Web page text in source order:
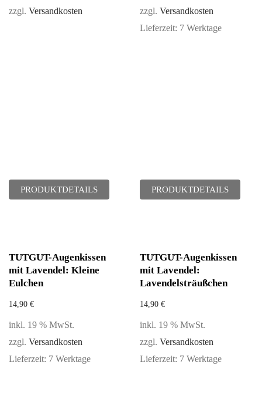
zzgl. Versandkosten
PRODUKTDETAILS
zzgl. Versandkosten
Lieferzeit: 7 Werktage
PRODUKTDETAILS
TUTGUT-Augenkissen
mit Lavendel: Kleine
Eulchen
14,90 €
inkl. 19 % MwSt.
zzgl. Versandkosten
Lieferzeit: 7 Werktage
TUTGUT-Augenkissen
mit Lavendel:
Lavendelsträußchen
14,90 €
inkl. 19 % MwSt.
zzgl. Versandkosten
Lieferzeit: 7 Werktage